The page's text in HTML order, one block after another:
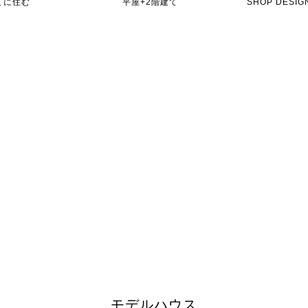
に住む 平屋+2階建て SHOP
モデルハウス